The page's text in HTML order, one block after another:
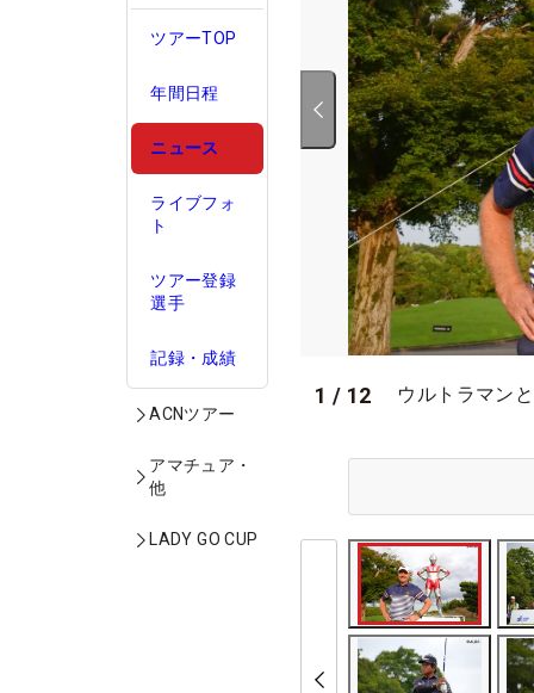
ツアーTOP
年間日程
ニュース
ライブフォ
ト
ツアー登録
選手
記録・成績
ACNツアー
アマチュア・
他
LADY GO CUP
1 / 12 ウルトラマン